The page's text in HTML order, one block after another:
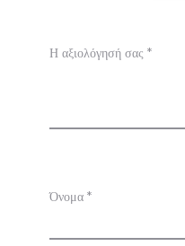
λ
ε
Η αξιολόγησή σας *
Όνομα *